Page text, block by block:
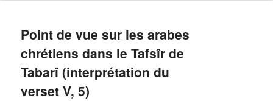
Point de vue sur les arabes
chrétiens dans le Tafsîr de
Tabarî (interprétation du
verset V, 5)